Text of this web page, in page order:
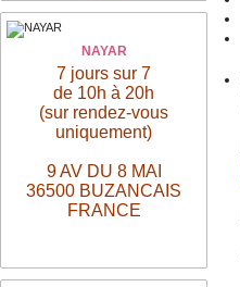
NAYAR
7 jours sur 7
de 10h à 20h
(sur rendez-vous
uniquement)
9 AV DU 8 MAI
36500 BUZANCAIS
FRANCE